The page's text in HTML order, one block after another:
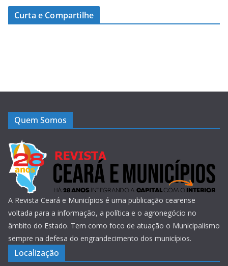
Curta e Compartilhe
Quem Somos
A Revista Ceará e Municípios é uma publicação cearense
voltada para a informação, a política e o agronegócio no
âmbito do Estado. Tem como foco de atuação o Municipalismo
sempre na defesa do engrandecimento dos municípios.
Localização